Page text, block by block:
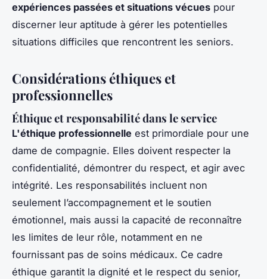
expériences passées et situations vécues pour
discerner leur aptitude à gérer les potentielles
situations difficiles que rencontrent les seniors.
Considérations éthiques et
professionnelles
Éthique et responsabilité dans le service
L'éthique professionnelle est primordiale pour une
dame de compagnie. Elles doivent respecter la
confidentialité, démontrer du respect, et agir avec
intégrité. Les responsabilités incluent non
seulement l’accompagnement et le soutien
émotionnel, mais aussi la capacité de reconnaître
les limites de leur rôle, notamment en ne
fournissant pas de soins médicaux. Ce cadre
éthique garantit la dignité et le respect du senior,